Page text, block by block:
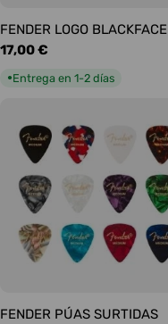
FENDER LOGO BLACKFACE
Precio
17,00 €
●Entrega en 1-2 días
FENDER PÚAS SURTIDAS